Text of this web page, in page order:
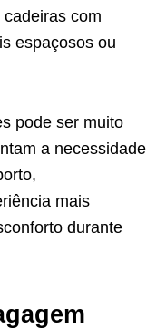
com
espaçosos ou
pode ser muito
a necessidade
mais
durante